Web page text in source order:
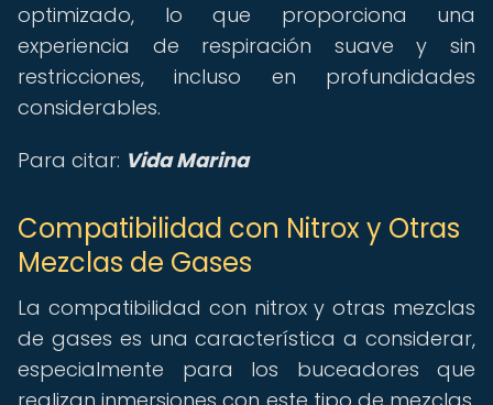
optimizado, lo que proporciona una
experiencia de respiración suave y sin
restricciones, incluso en profundidades
considerables.
Para citar: Vida Marina
Compatibilidad con Nitrox y Otras
Mezclas de Gases
La compatibilidad con nitrox y otras mezclas
de gases es una característica a considerar,
especialmente para los buceadores que